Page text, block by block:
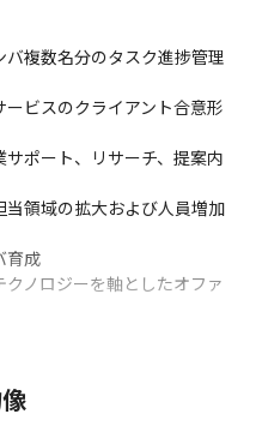
バ複数名分のタスク進捗管理
ビスのクライアント合意形
ポート、リサーチ、提案内
当領域の拡大および人員増加
育成
ノロジーを軸としたオファ